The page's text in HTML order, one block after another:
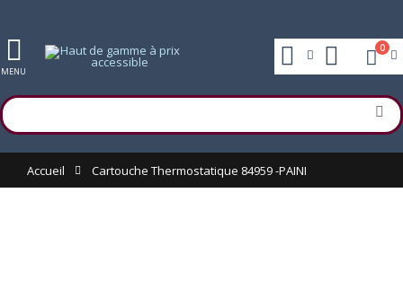
MENU
0
Accueil Cartouche Thermostatique 84959 -PAINI